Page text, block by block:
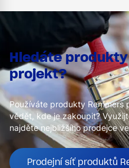
Hledáte
projekt?
Používáte produkty Remmers
vědět, kde je zakoupit?
najděte nejbližšího prodejce
Prodejní síť produktů